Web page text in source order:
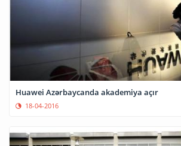
Huawei Azərbaycanda akademiya açır
18-04-2016